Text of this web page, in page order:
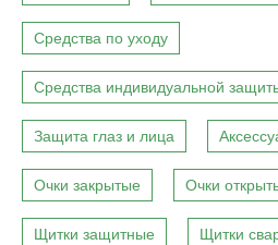
Средства по уходу
Средства индивидуальной
Защита глаз и лица
Очки закрытые Очки
Щитки защитные Щитки